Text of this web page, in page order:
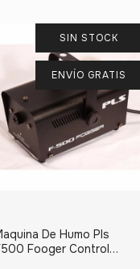
SIN STOCK
ENVÍO GRATIS
De Humo Pls
Fooger Control